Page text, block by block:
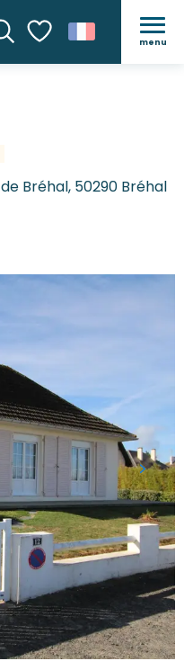
Voir les favoris
menu
Bréhal, 50290 Bréhal